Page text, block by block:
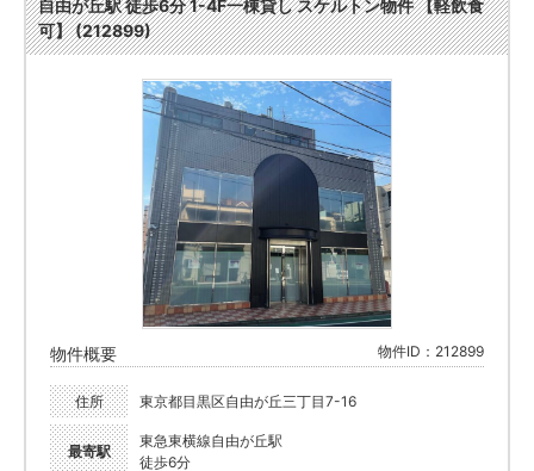
自由が丘駅 徒歩6分 1-4F一棟貸し スケルトン物件 【軽飲食
可】 (212899)
物件概要 物件ID：212899
住所 東京都目黒区自由が丘三丁目7-16
最寄駅
東急東横線自由が丘駅
徒歩6分